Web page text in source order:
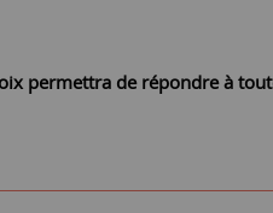
permettra de répondre à